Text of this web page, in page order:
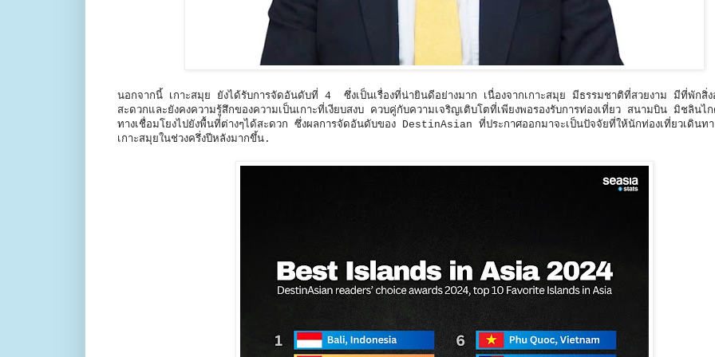
นอกจากนี้ เกาะสมุย ยังได้รับการจัดอันดับที่ 4 ซึ่งเป็นเรื่องที่น่ายินดีอย่างมาก เนื่องจากเกาะสมุย มีธรรมชาติที่สวยงาม มีที่พักสิ่ง
สะดวกและยังคงความรู้สึกของความเป็นเกาะที่เงียบสงบ ควบคู่กับความเจริญเติบโตที่เพียงพอรองรับการท่องเที่ยว สนามบิน มิชลินไ
ทางเชื่อมโยงไปยังพื้นที่ต่างๆได้สะดวก ซึ่งผลการจัดอันดับของ DestinAsian ที่ประกาศออกมาจะเป็นปัจจัยที่ให้นักท่องเที่ยวเดินทา
เกาะสมุยในช่วงครึ่งปีหลังมากขึ้น.